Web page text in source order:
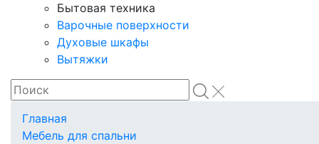
Бытовая техника
Варочные поверхности
Духовые шкафы
Вытяжки
Главная
Мебель для спальни